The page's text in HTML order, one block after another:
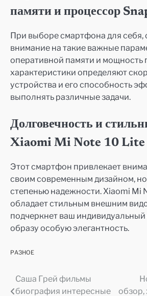
памяти и процессор
При выборе смартфона для себя,
внимание на такие важные
оперативной памяти и мощность
характеристики определяют
устройства и его способность
выполнять различные задачи.
Долговечность и
Xiaomi Mi Note 10 Lite
Этот смартфон привлекает
своим современным дизайном,
степенью надежности. Xiaomi Mi
обладает стильным внешним
подчеркнет ваш индивидуальный
образу особую элегантность.
РАЗНОЕ
Навигация
Саша Грей фильмы
биография интересные
обзор,